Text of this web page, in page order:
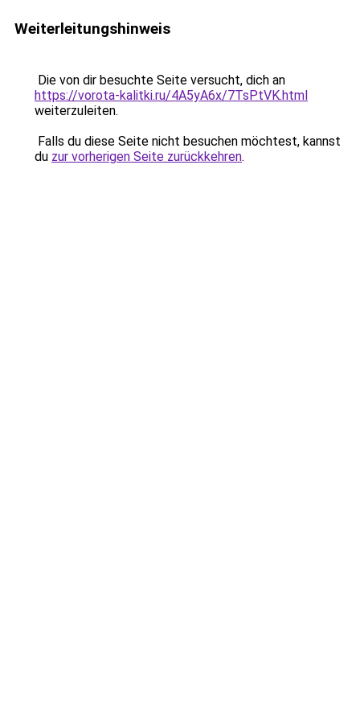
Weiterleitungshinweis
Die von dir besuchte Seite versucht, dich an
https://vorota-kalitki.ru/4A5yA6x/7TsPtVK.html
weiterzuleiten.
Falls du diese Seite nicht besuchen möchtest, kannst
du zur vorherigen Seite zurückkehren.